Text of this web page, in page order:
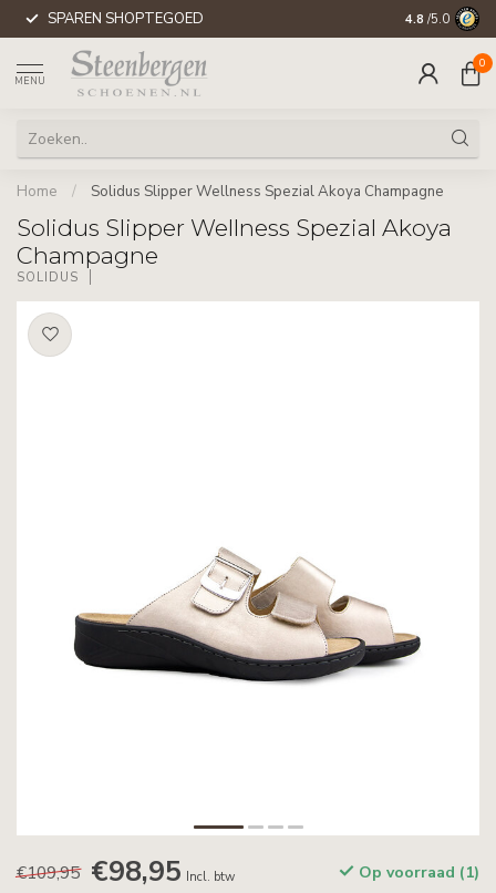
SPAREN SHOPTEGOED 4.8 /5.0
MENU
0
Home / Solidus Slipper Wellness Spezial Akoya Champagne
Solidus Slipper Wellness Spezial Akoya
Champagne
SOLIDUS
€109,95 €98,95 Incl. btw Op voorraad (1)